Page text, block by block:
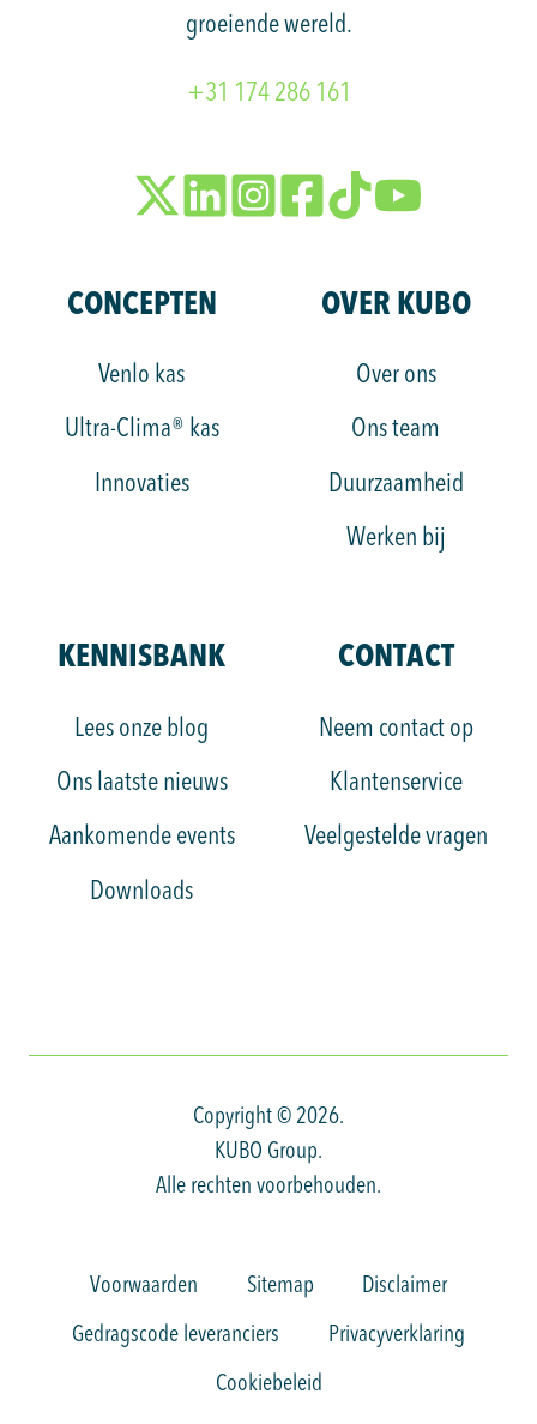
groeiende wereld.
+31 174 286 161
Volg
op
Volg
op
Volg
Volg
op
Bekijk
op
CONCEPTEN
Venlo kas
Ultra-Clima® kas
Innovaties
OVER KUBO
Over ons
Ons team
Duurzaamheid
Werken bij
KENNISBANK
Lees onze blog
Ons laatste nieuws
Aankomende events
Downloads
CONTACT
Neem contact op
Klantenservice
Veelgestelde vragen
Copyright © 2026.
KUBO Group.
Alle rechten voorbehouden.
Voorwaarden Sitemap Disclaimer
Gedragscode leveranciers Privacyverklaring
Cookiebeleid